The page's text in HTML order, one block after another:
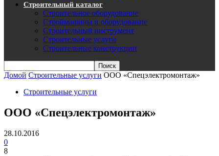
Строительный каталог
Строительное оборудование
Строймашины и оборудование
Строительный инструмент
Строительные услуги
Строительные конструкции
Домой Строительные услуги ООО «Спецэлектромонтаж»
Строительные услуги
ООО «Спецэлектромонтаж»
28.10.2016
0
8